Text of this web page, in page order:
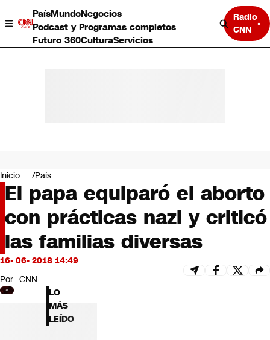
PaísMundoNegocios
Podcast y Programas completos
Futuro 360CulturaServicios
Radio
CNN
Negocios
Deportes
Programas completos
Cultura
Servicios
Bits
CNN tiempo
Futuro 360
Opinión
Inicio País
El papa equiparó el aborto
con prácticas nazi y criticó
las familias diversas
16- 06- 2018 14:49
Por CNN
LO
MÁS
LEÍDO